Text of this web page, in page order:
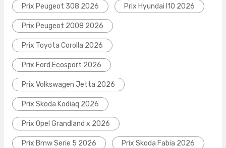
Prix Peugeot 308 2026 Prix Hyundai I10 2026
Prix Peugeot 2008 2026
Prix Toyota Corolla 2026
Prix Ford Ecosport 2026
Prix Volkswagen Jetta 2026
Prix Skoda Kodiaq 2026
Prix Opel Grandland x 2026
Prix Bmw Serie 5 2026 Prix Skoda Fabia 2026